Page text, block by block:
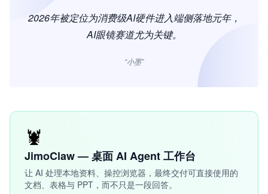
2026年被定位为消费级AI硬件进入端侧落地元年，
AI眼镜赛道尤为关键。
“小墨”
🦞
JimoClaw — 桌面 AI Agent 工作台
让 AI 处理本地资料、操控浏览器，最终交付可直接使用的
文档、表格与 PPT，而不只是一段回答。